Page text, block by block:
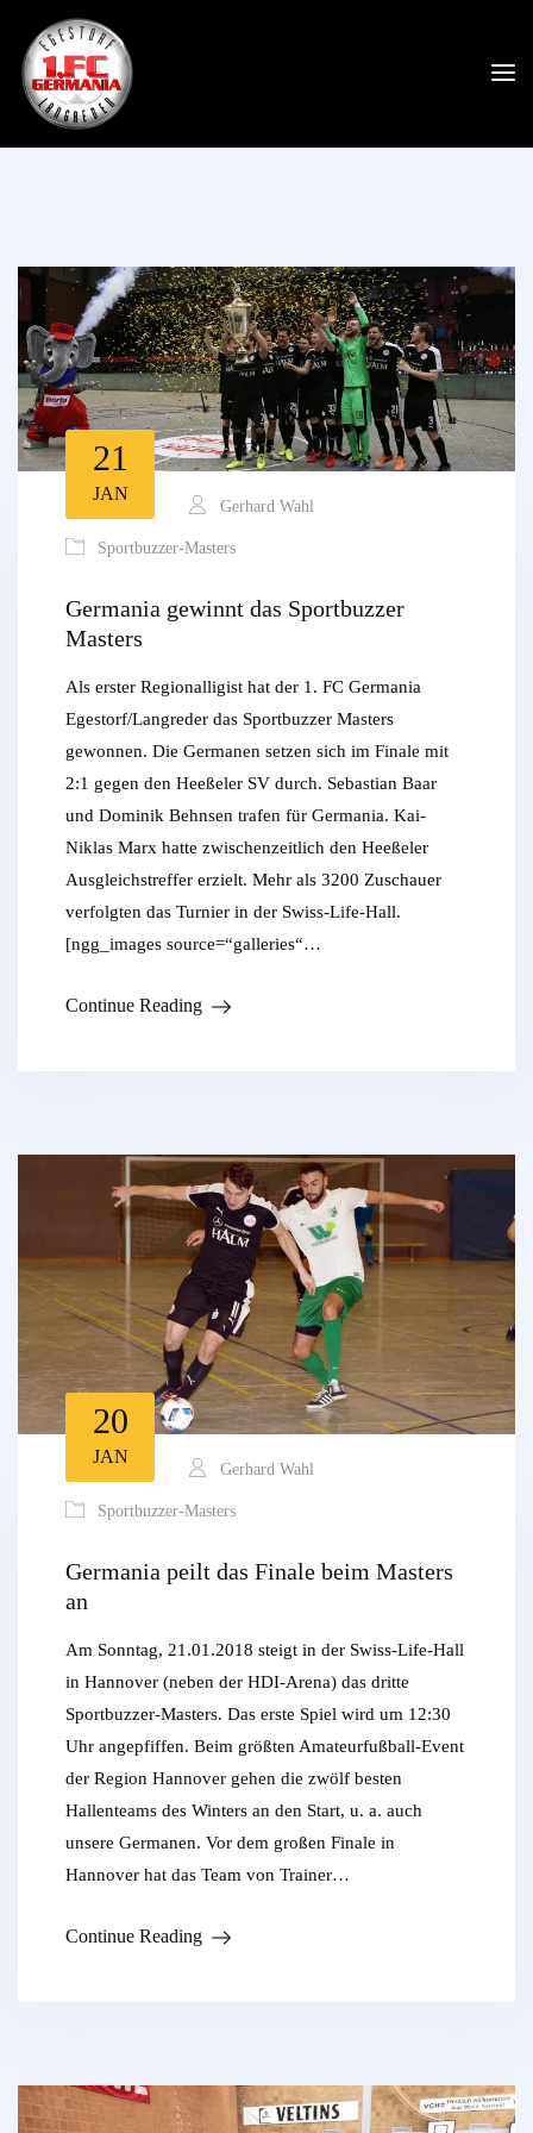
21
JAN
Gerhard Wahl
Sportbuzzer-Masters
Germania gewinnt das Sportbuzzer
Masters
Als erster Regionalligist hat der 1. FC Germania
Egestorf/Langreder das Sportbuzzer Masters
gewonnen. Die Germanen setzen sich im Finale mit
2:1 gegen den Heeßeler SV durch. Sebastian Baar
und Dominik Behnsen trafen für Germania. Kai-
Niklas Marx hatte zwischenzeitlich den Heeßeler
Ausgleichstreffer erzielt. Mehr als 3200 Zuschauer
verfolgten das Turnier in der Swiss-Life-Hall.
[ngg_images source=“galleries“…
Continue Reading
20
JAN
Gerhard Wahl
Sportbuzzer-Masters
Germania peilt das Finale beim Masters
an
Am Sonntag, 21.01.2018 steigt in der Swiss-Life-Hall
in Hannover (neben der HDI-Arena) das dritte
Sportbuzzer-Masters. Das erste Spiel wird um 12:30
Uhr angepfiffen. Beim größten Amateurfußball-Event
der Region Hannover gehen die zwölf besten
Hallenteams des Winters an den Start, u. a. auch
unsere Germanen. Vor dem großen Finale in
Hannover hat das Team von Trainer…
Continue Reading